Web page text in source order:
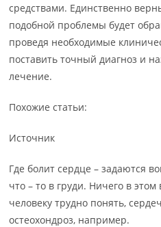
средствами. Единственно
подобной проблемы будет
проведя необходимые
поставить точный диагноз и
лечение.
Похожие статьи:
Источник
Где болит сердце – задаются
что – то в груди. Ничего в
человеку трудно понять,
остеохондроз, например.